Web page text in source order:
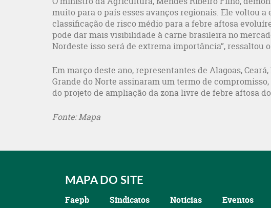
muito para o país esses avanços regionais. Ele voltou
classificação de risco médio para a febre aftosa
pode dar mais visibilidade à carne brasileira no
Nordeste isso será de extrema importância”, ressaltou
Em março deste ano, representantes de Alagoas,
Grande do Norte assinaram um termo de
do projeto de ampliação da zona livre de febre aftosa
Fonte: Mapa
MAPA DO SITE
Faepb Sindicatos Notícias Eventos